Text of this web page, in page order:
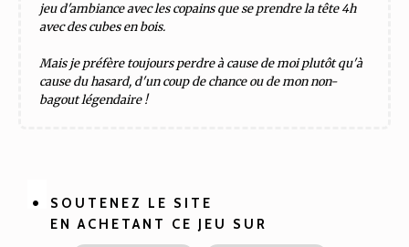
jeu d'ambiance avec les copains que se prendre la tête 4h
avec des cubes en bois.
Mais je préfère toujours perdre à cause de moi plutôt qu'à
cause du hasard, d'un coup de chance ou de mon non-
bagout légendaire !
SOUTENEZ LE SITE
EN ACHETANT CE JEU SUR